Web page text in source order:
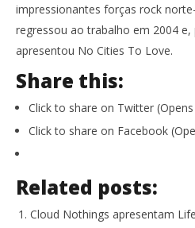
impressionantes forças rock
regressou ao trabalho em 2004
apresentou No Cities To Love.
Share this:
Click to share on Twitter
Click to share on Facebook
Related posts:
Cloud Nothings apresentam